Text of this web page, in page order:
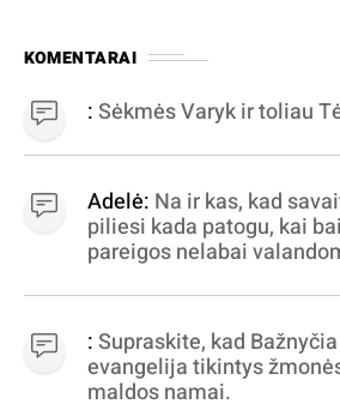
KOMENTARAI
:Sėkmės Varyk ir toliau
Adelė: Na ir kas, kad
piliesi kada patogu, kai
pareigos nelabai
virpinimas, ieškokit kur
dujininkai, elektros
statytojai Vilnuje
:Supraskite, kad
evangelija tikintys
maldos namai.